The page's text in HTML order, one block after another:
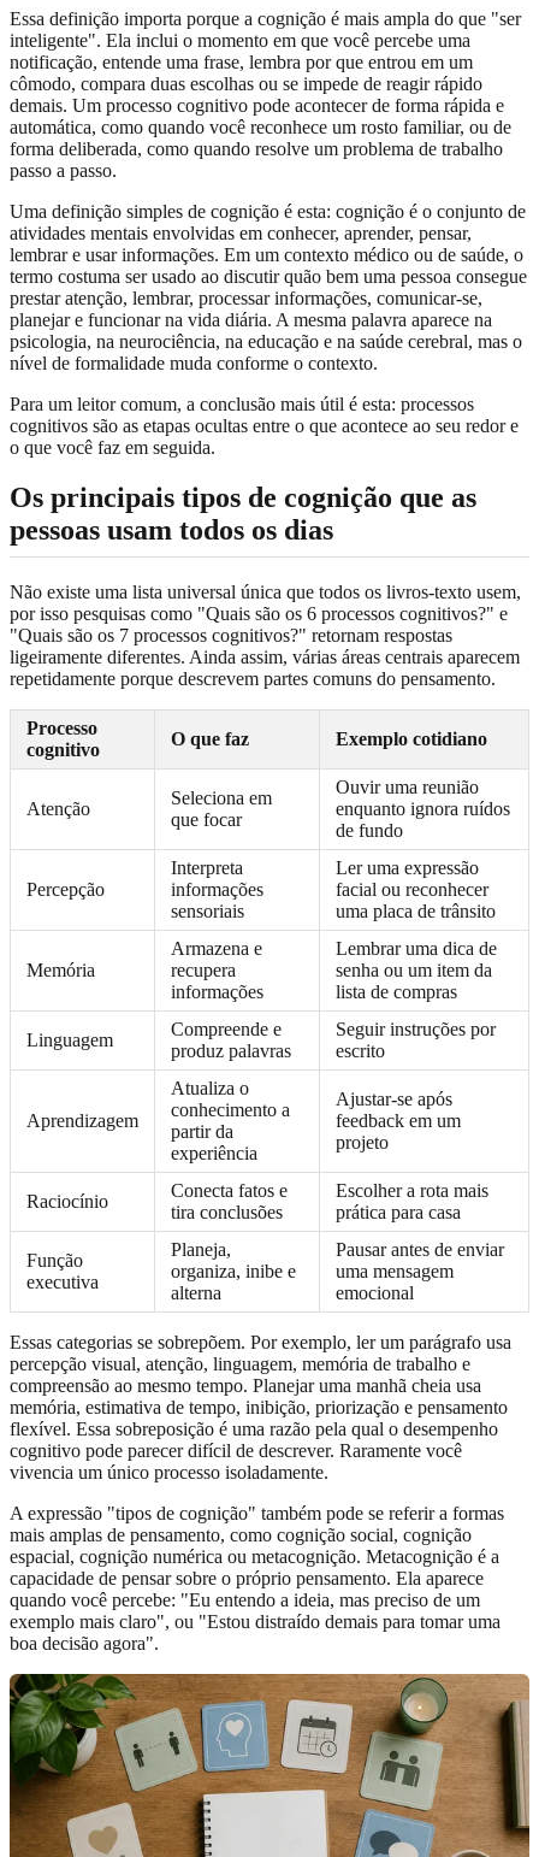
Essa definição importa porque a cognição é mais ampla do que "ser
inteligente". Ela inclui o momento em que você percebe uma
notificação, entende uma frase, lembra por que entrou em um
cômodo, compara duas escolhas ou se impede de reagir rápido
demais. Um processo cognitivo pode acontecer de forma rápida e
automática, como quando você reconhece um rosto familiar, ou de
forma deliberada, como quando resolve um problema de trabalho
passo a passo.
Uma definição simples de cognição é esta: cognição é o conjunto de
atividades mentais envolvidas em conhecer, aprender, pensar,
lembrar e usar informações. Em um contexto médico ou de saúde, o
termo costuma ser usado ao discutir quão bem uma pessoa consegue
prestar atenção, lembrar, processar informações, comunicar-se,
planejar e funcionar na vida diária. A mesma palavra aparece na
psicologia, na neurociência, na educação e na saúde cerebral, mas o
nível de formalidade muda conforme o contexto.
Para um leitor comum, a conclusão mais útil é esta: processos
cognitivos são as etapas ocultas entre o que acontece ao seu redor e
o que você faz em seguida.
Os principais tipos de cognição que as
pessoas usam todos os dias
Não existe uma lista universal única que todos os livros-texto usem,
por isso pesquisas como "Quais são os 6 processos cognitivos?" e
"Quais são os 7 processos cognitivos?" retornam respostas
ligeiramente diferentes. Ainda assim, várias áreas centrais aparecem
repetidamente porque descrevem partes comuns do pensamento.
Processo
cognitivo
O que faz Exemplo cotidiano
Atenção
Seleciona em
que focar
Ouvir uma reunião
enquanto ignora ruídos
de fundo
Percepção
Interpreta
informações
sensoriais
Ler uma expressão
facial ou reconhecer
uma placa de trânsito
Memória
Armazena e
recupera
informações
Lembrar uma dica de
senha ou um item da
lista de compras
Linguagem
Compreende e
produz palavras
Seguir instruções por
escrito
Aprendizagem
Atualiza o
conhecimento a
partir da
experiência
Ajustar-se após
feedback em um
projeto
Raciocínio
Conecta fatos e
tira conclusões
Escolher a rota mais
prática para casa
Função
executiva
Planeja,
organiza, inibe e
alterna
Pausar antes de enviar
uma mensagem
emocional
Essas categorias se sobrepõem. Por exemplo, ler um parágrafo usa
percepção visual, atenção, linguagem, memória de trabalho e
compreensão ao mesmo tempo. Planejar uma manhã cheia usa
memória, estimativa de tempo, inibição, priorização e pensamento
flexível. Essa sobreposição é uma razão pela qual o desempenho
cognitivo pode parecer difícil de descrever. Raramente você
vivencia um único processo isoladamente.
A expressão "tipos de cognição" também pode se referir a formas
mais amplas de pensamento, como cognição social, cognição
espacial, cognição numérica ou metacognição. Metacognição é a
capacidade de pensar sobre o próprio pensamento. Ela aparece
quando você percebe: "Eu entendo a ideia, mas preciso de um
exemplo mais claro", ou "Estou distraído demais para tomar uma
boa decisão agora".